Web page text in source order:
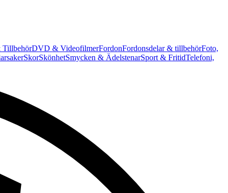
TillbehörDVD & VideofilmerFordonFordonsdelar & tillbehörFoto,
SkorSkönhetSmycken & ÄdelstenarSport & FritidTelefoni,